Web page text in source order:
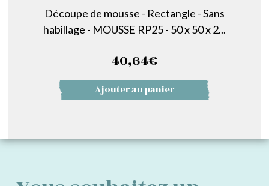
Découpe de mousse - Rectangle - Sans
habillage - MOUSSE RP25 - 50 x 50 x 2...
40,64€
Ajouter au panier